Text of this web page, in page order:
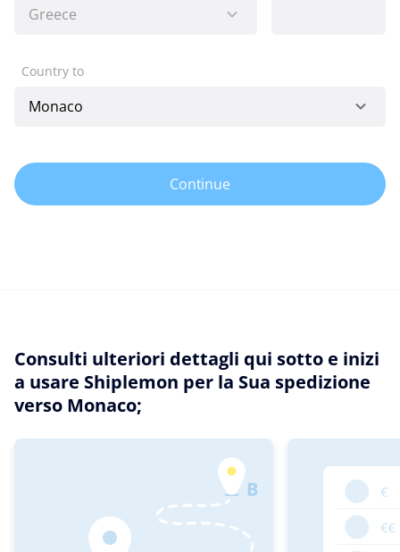
Country to
Continue
Consulti ulteriori dettagli qui sotto e inizi
a usare Shiplemon per la Sua spedizione
verso Monaco;